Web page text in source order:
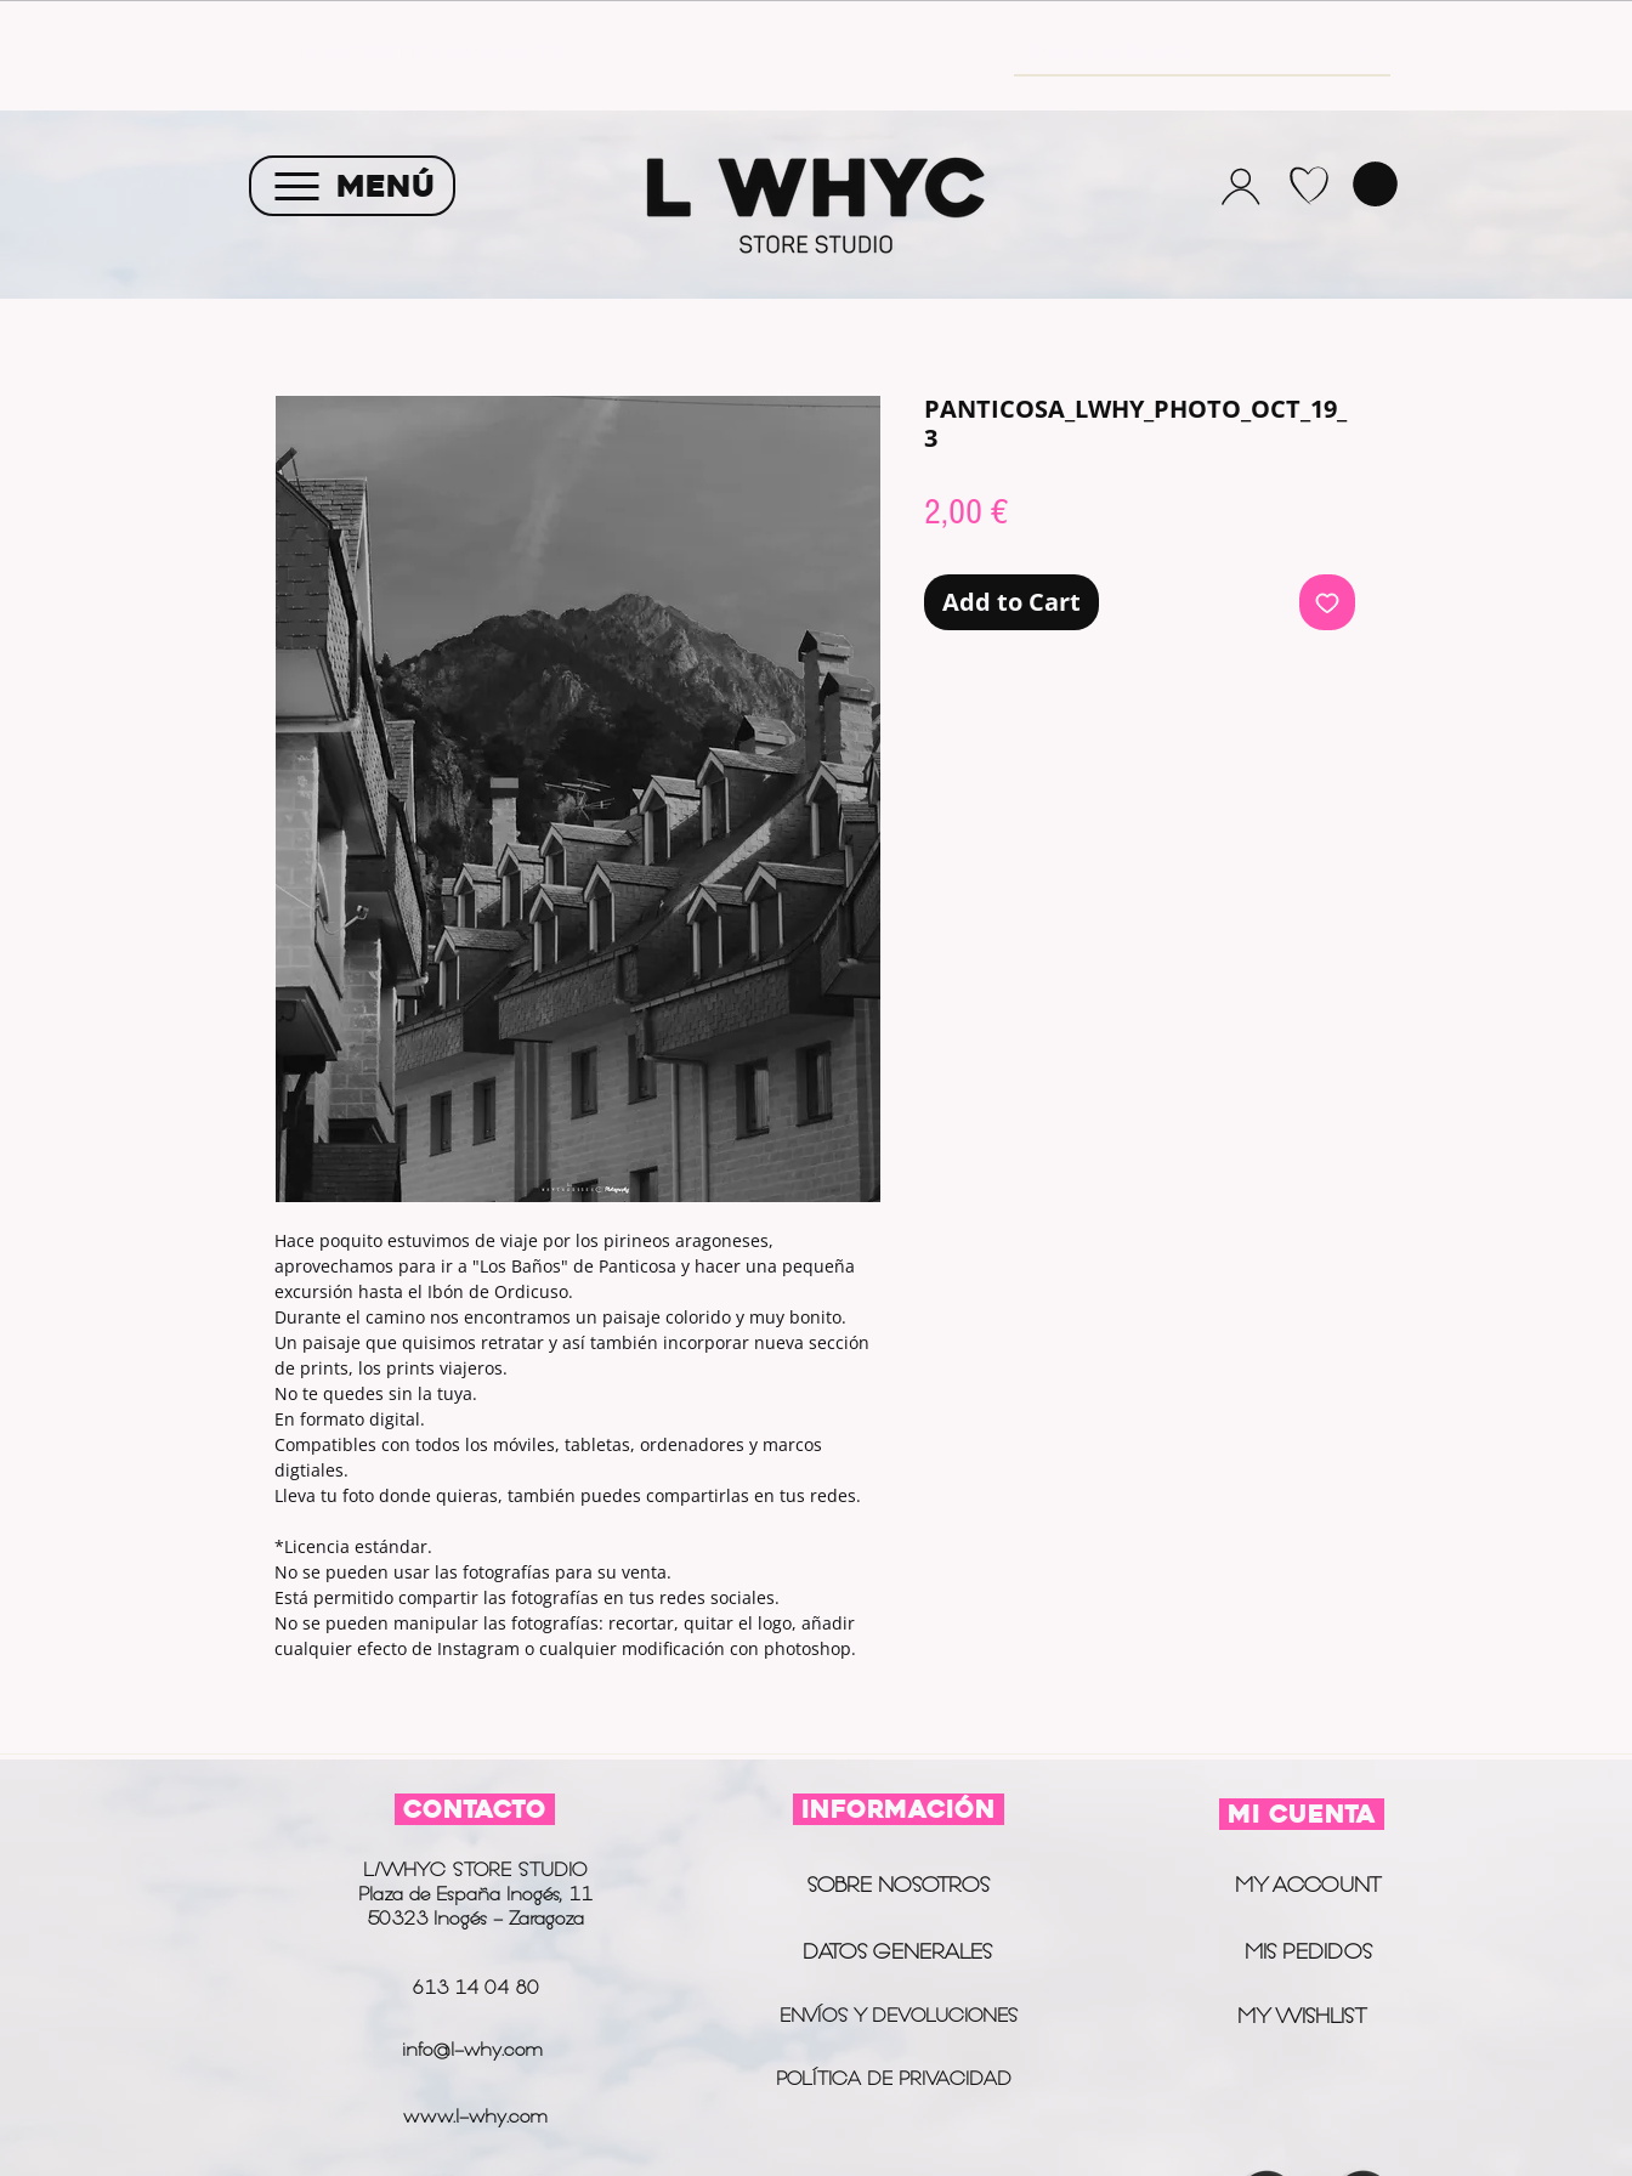
Hace poquito estuvimos de viaje por los pirineos aragoneses,
aprovechamos para ir a "Los Baños" de Panticosa y hacer una pequeña
excursión hasta el Ibón de Ordicuso.
Durante el camino nos encontramos un paisaje colorido y muy bonito.
Un paisaje que quisimos retratar y así también incorporar nueva sección
de prints, los prints viajeros.
No te quedes sin la tuya.
En formato digital.
Compatibles con todos los móviles, tabletas, ordenadores y marcos
digtiales.
Lleva tu foto donde quieras, también puedes compartirlas en tus redes.
*Licencia estándar.
No se pueden usar las fotografías para su venta.
Está permitido compartir las fotografías en tus redes sociales.
No se pueden manipular las fotografías: recortar, quitar el logo, añadir
cualquier efecto de Instagram o cualquier modificación con photoshop.
PANTICOSA_LWHY_PHOTO_OCT_19_
3
2,00 €Price
Add to Cart
CONTACTO
L/WHYC STORE STUDIO
Plaza de España Inogés, 11
50323 Inogés - Zaragoza
613 14 04 80
información
SOBRE NOSOTROS
DATOS GENERALES
ENVÍOS Y DEVOLUCIONES
MI CUENTA
MY ACCOUNT
MIS PEDIDOS
MY WISHLIST
info@l-why.com
POLÍTICA DE PRIVACIDAD
www.l-why.com
MENÚ